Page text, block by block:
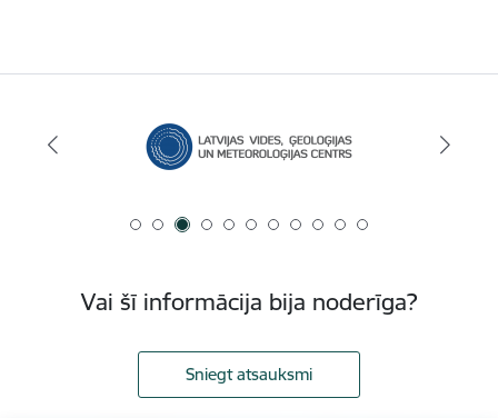
Vai šī informācija bija noderīga?
Sniegt atsauksmi